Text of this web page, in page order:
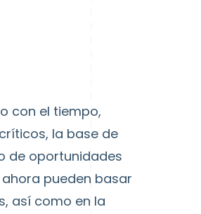
con el tiempo,
la base de
de oportunidades
pueden basar
así como en la